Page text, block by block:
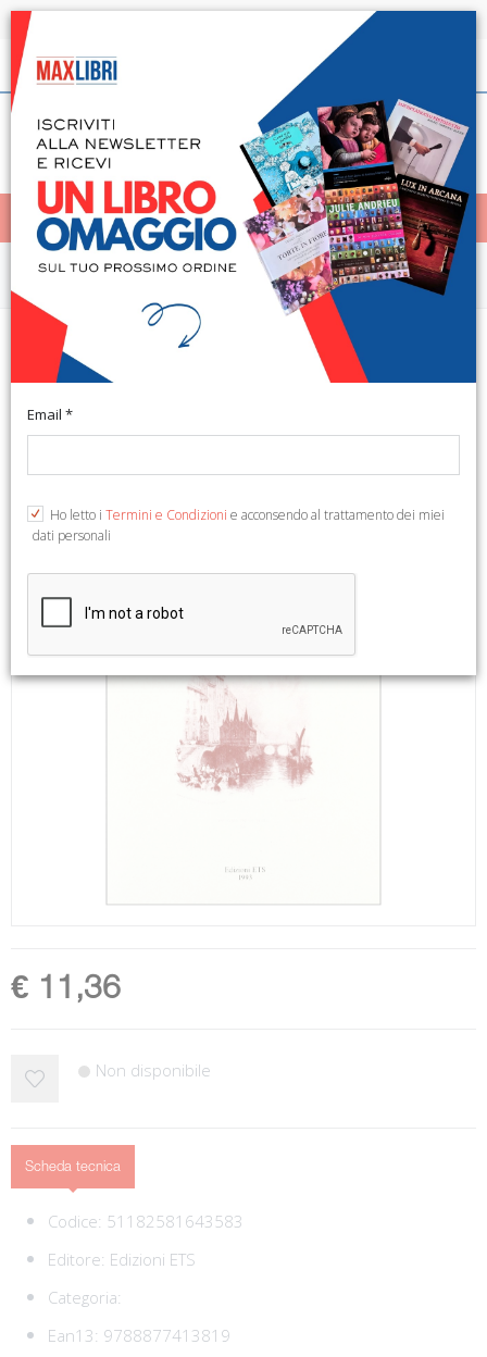
Spedizione in 24h per tutti i libri disponibili
Italiano
< Home
MENÙ
Paradise of exiles. Shelley and
Byron in Pisa
€ 11,36
Non disponibile
Scheda tecnica
Codice: 51182581643583
Editore: Edizioni ETS
Categoria:
Ean13: 9788877413819
Email *
Ho letto i Termini e Condizioni e acconsendo al trattamento dei miei
dati personali